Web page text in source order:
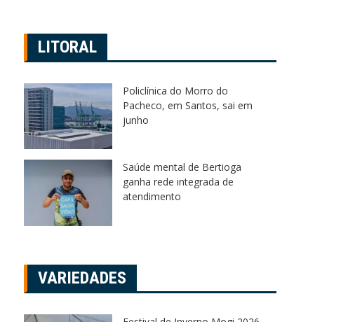
LITORAL
Policlínica do Morro do
Pacheco, em Santos, sai em
junho
Saúde mental de Bertioga
ganha rede integrada de
atendimento
VARIEDADES